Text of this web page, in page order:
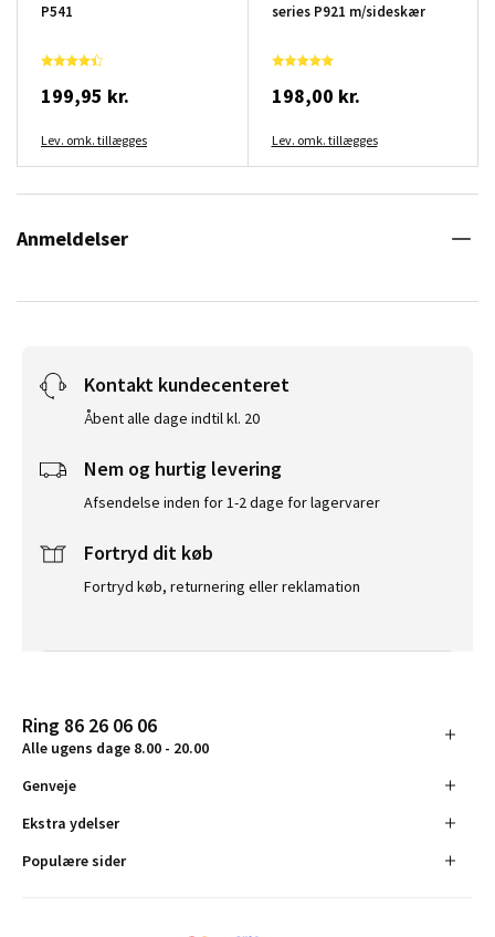
P541
199,95 kr.
Lev. omk. tillægges
series P921 m/sideskær
198,00 kr.
Lev. omk. tillægges
Anmeldelser
Kontakt kundecenteret
Åbent alle dage indtil kl. 20
Nem og hurtig levering
Afsendelse inden for 1-2 dage for lagervarer
Fortryd dit køb
Fortryd køb, returnering eller reklamation
Ring 86 26 06 06
Alle ugens dage 8.00 - 20.00
Genveje
Ekstra ydelser
Populære sider